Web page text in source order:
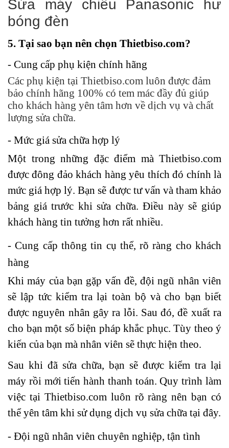
Sửa máy chiếu Panasonic hư
bóng đèn
5. Tại sao bạn nên chọn Thietbiso.com?
- Cung cấp phụ kiện chính hãng
Các phụ kiện tại Thietbiso.com luôn được đảm
bảo chính hãng 100% có tem mác đầy đủ giúp
cho khách hàng yên tâm hơn về dịch vụ và chất
lượng sửa chữa.
- Mức giá sửa chữa hợp lý
Một trong những đặc điểm mà Thietbiso.com
được đông đảo khách hàng yêu thích đó chính là
mức giá hợp lý. Bạn sẽ được tư vấn và tham khảo
bảng giá trước khi sửa chữa. Điều này sẽ giúp
khách hàng tin tưởng hơn rất nhiều.
- Cung cấp thông tin cụ thể, rõ ràng cho khách
hàng
Khi máy của bạn gặp vấn đề, đội ngũ nhân viên
sẽ lập tức kiểm tra lại toàn bộ và cho bạn biết
được nguyên nhân gây ra lỗi. Sau đó, đề xuất ra
cho bạn một số biện pháp khắc phục. Tùy theo ý
kiến của bạn mà nhân viên sẽ thực hiện theo.
Sau khi đã sửa chữa, bạn sẽ được kiểm tra lại
máy rồi mới tiến hành thanh toán. Quy trình làm
việc tại Thietbiso.com luôn rõ ràng nên bạn có
thể yên tâm khi sử dụng dịch vụ sửa chữa tại đây.
- Đội ngũ nhân viên chuyên nghiệp, tận tình